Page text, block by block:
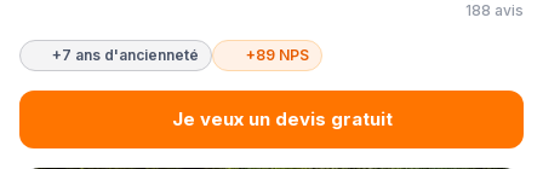
188 avis
+7 ans d'ancienneté +89 NPS
Je veux un devis gratuit